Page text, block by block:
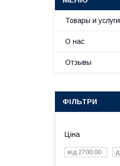
Товары и услуги
О нас
Отзывы
ФІЛЬТРИ
Ціна